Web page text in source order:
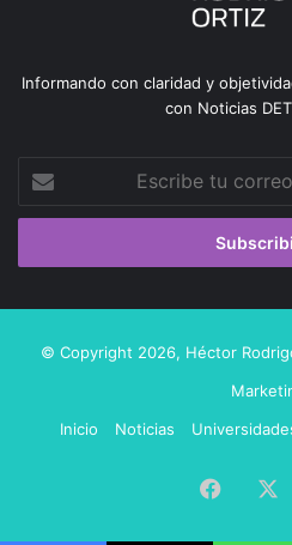
Informando con claridad y
con Noticias
Escribe
tu
correo
© Copyright 2026, Héctor
Inicio
Noticias